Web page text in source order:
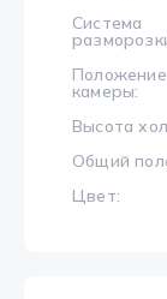
Система
камеры:
Высота
Общий
Цвет: